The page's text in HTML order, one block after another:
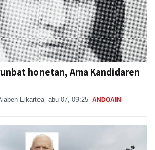
honetan, Ama Kandidaren
Elkartea abu 07, 09:25 ANDOAIN